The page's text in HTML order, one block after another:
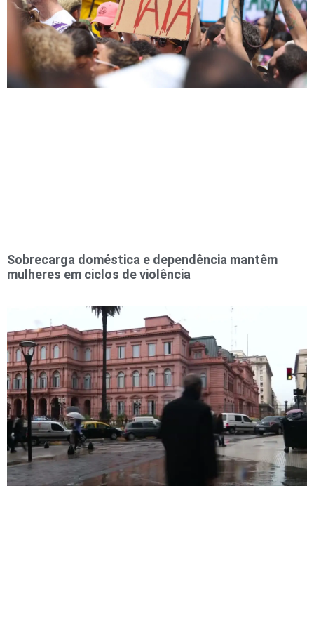
Sobrecarga doméstica e dependência mantêm
mulheres em ciclos de violência